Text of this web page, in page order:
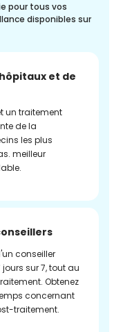
pour tous vos
disponibles sur
et de
un traitement
de la
les plus
meilleur
conseiller
sur 7, tout au
Obtenez
concernant
traitement.